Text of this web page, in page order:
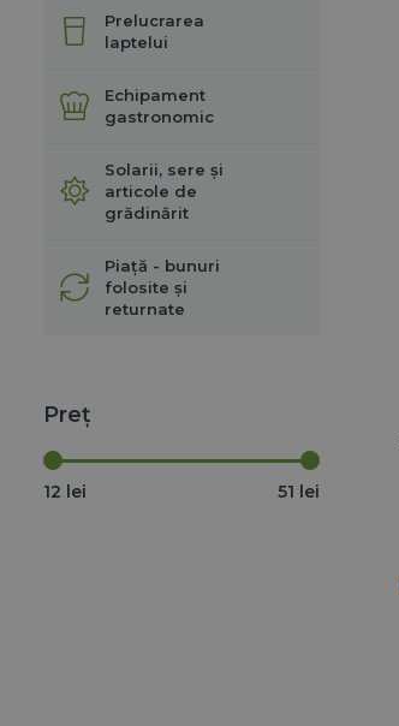
Prelucrarea
laptelui
Echipament
gastronomic
Solarii, sere și
articole de
grădinărit
Piață - bunuri
folosite și
returnate
Preț
12 lei 51 lei